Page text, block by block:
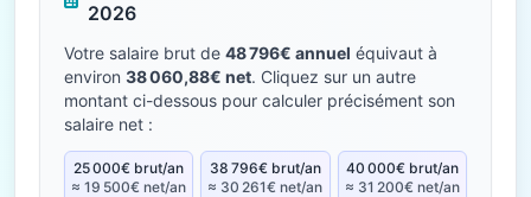
2026
Votre salaire brut de 48 796€ annuel équivaut à
environ 38 060,88€ net. Cliquez sur un autre
montant ci-dessous pour calculer précisément son
salaire net :
25 000€ brut/an
≈ 19 500€ net/an
38 796€ brut/an
≈ 30 261€ net/an
40 000€ brut/an
≈ 31 200€ net/an